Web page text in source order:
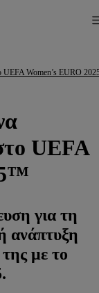
UEFA Women’s EURO
UEFA
για τη
ανάπτυξη
με το